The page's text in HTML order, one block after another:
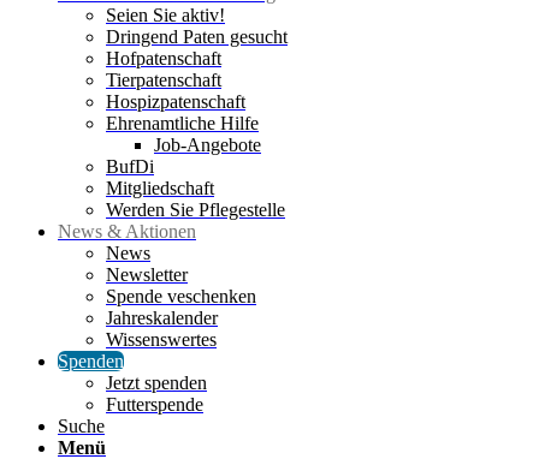
Seien Sie aktiv!
Dringend Paten gesucht
Hofpatenschaft
Tierpatenschaft
Hospizpatenschaft
Ehrenamtliche Hilfe
Job-Angebote
BufDi
Mitgliedschaft
Werden Sie Pflegestelle
News & Aktionen
News
Newsletter
Spende veschenken
Jahreskalender
Wissenswertes
Spenden
Jetzt spenden
Futterspende
Suche
Menü